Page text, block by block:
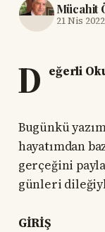
Mücahit
21 Nis 2022
D eğerli
Bugünkü
hayatımdan
gerçeğini
günleri
GİRİŞ